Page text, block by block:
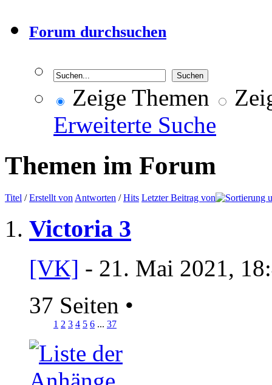
Forum durchsuchen
Zeige Themen
Erweiterte Suche
Themen im Forum
Titel /Erstellt von Antworten /Hits Letzter Beitrag von
Victoria 3
[VK] - 21. Mai 2021,
37 Seiten •
1 2 3 4 5 6 ... 37